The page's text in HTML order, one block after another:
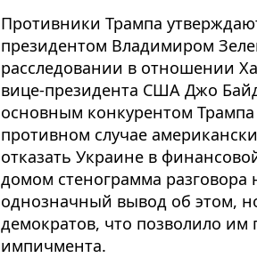
Противники Трампа
президентом Владимиром
расследовании в отношении
вице-президента США Джо
основным конкурентом
противном случае
отказать Украине в
домом стенограмма разговора
однозначный вывод об этом,
демократов, что позволило им
импичмента.